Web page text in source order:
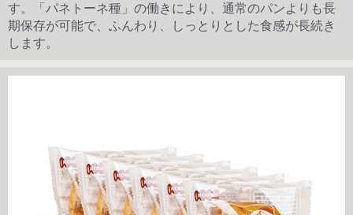
す。「パネトーネ種」の働きにより、通常のパンよりも長
期保存が可能で、ふんわり、しっとりとした食感が長続き
します。